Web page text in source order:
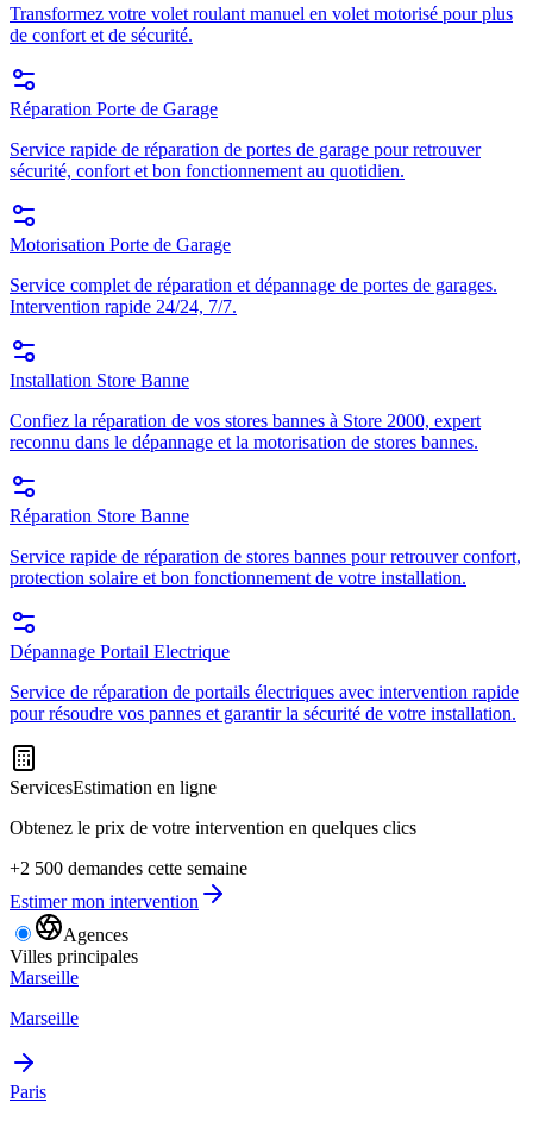
Transformez votre volet roulant manuel en volet motorisé pour plus
de confort et de sécurité.
Réparation Porte de Garage
Service rapide de réparation de portes de garage pour retrouver
sécurité, confort et bon fonctionnement au quotidien.
Motorisation Porte de Garage
Service complet de réparation et dépannage de portes de garages.
Intervention rapide 24/24, 7/7.
Installation Store Banne
Confiez la réparation de vos stores bannes à Store 2000, expert
reconnu dans le dépannage et la motorisation de stores bannes.
Réparation Store Banne
Service rapide de réparation de stores bannes pour retrouver confort,
protection solaire et bon fonctionnement de votre installation.
Dépannage Portail Electrique
Service de réparation de portails électriques avec intervention rapide
pour résoudre vos pannes et garantir la sécurité de votre installation.
ServicesEstimation en ligne
Obtenez le prix de votre intervention en quelques clics
+2 500 demandes cette semaine
Estimer mon intervention
Agences
Villes principales
Marseille
Marseille
Paris